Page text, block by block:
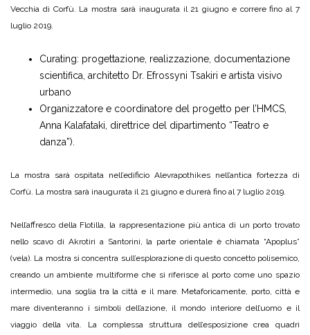
Vecchia di Corfù. La mostra sarà inaugurata il 21 giugno e correre fino al 7
luglio 2019.
Curating: progettazione, realizzazione, documentazione
scientifica, architetto Dr. Efrossyni Tsakiri e artista visivo
urbano
Organizzatore e coordinatore del progetto per l’HMCS,
Anna Kalafataki, direttrice del dipartimento “Teatro e
danza”).
La mostra sarà ospitata nell’edificio Alevrapothikes nell’antica fortezza di
Corfù. La mostra sarà inaugurata il 21 giugno e durerà fino al 7 luglio 2019.
Nell’affresco della Flotilla, la rappresentazione più antica di un porto trovato
nello scavo di Akrotiri a Santorini, la parte orientale è chiamata “Apoplus”
(vela). La mostra si concentra sull’esplorazione di questo concetto polisemico,
creando un ambiente multiforme che si riferisce al porto come uno spazio
intermedio, una soglia tra la città e il mare. Metaforicamente, porto, città e
mare diventeranno i simboli dell’azione, il mondo interiore dell’uomo e il
viaggio della vita. La complessa struttura dell’esposizione crea quadri